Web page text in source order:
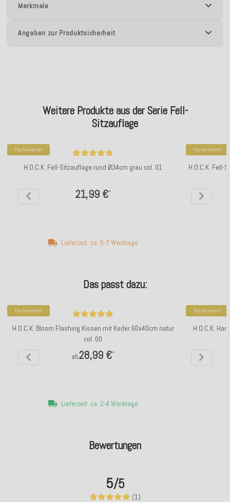
Merkmale
Angaben zur Produktsicherheit
Bewertungen
5/5
(1)
Weitere Produkte aus der Serie Fell-
Sitzauflage
Top bewertet
H.O.C.K. Fell-Sitzauflage rund Ø34cm grau col. 01
21,99 €*
Lieferzeit: ca. 5-7 Werktage
Top bewertet
H.O.C.K. Fell-
Das passt dazu:
Top bewertet
H.O.C.K. Bloom Flashing Kissen mit Keder 60x40cm natur
col. 00
ab28,99 €*
Lieferzeit: ca. 2-4 Werktage
Top bewertet
H.O.C.K.